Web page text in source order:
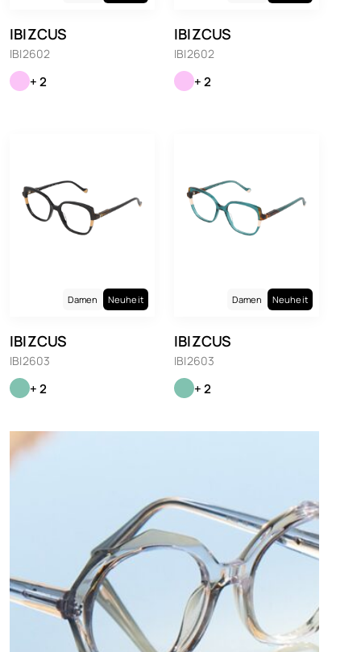
IBIZCUS
IBI2602
+ 2
IBIZCUS
IBI2602
+ 2
Damen Neuheit
IBIZCUS
IBI2603
+ 2
Damen Neuheit
IBIZCUS
IBI2603
+ 2